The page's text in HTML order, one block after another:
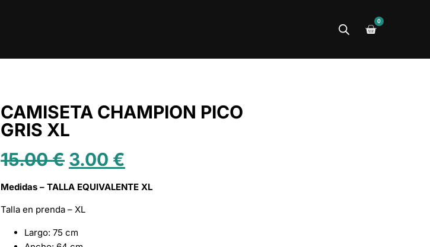
0
CAMISETA CHAMPION PICO
GRIS XL
15.00€ 3.00 €
Medidas – TALLA EQUIVALENTE XL
Talla en prenda – XL
Largo: 75 cm